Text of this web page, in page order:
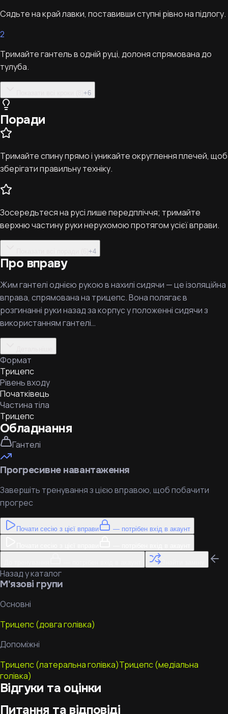
Сядьте на край лавки, поставивши ступні рівно на підлогу.
2
Тримайте гантель в одній руці, долоня спрямована до
тулуба.
+6
Поради
Тримайте спину прямо і уникайте округлення плечей, щоб
зберігати правильну техніку.
Зосередьтеся на русі лише передпліччя; тримайте
верхню частину руки нерухомою протягом усієї вправи.
+4
Про вправу
Жим гантелі однією рукою в нахилі сидячи — це ізоляційна
вправа, спрямована на трицепс. Вона полягає в
розгинанні руки назад за корпус у положенні сидячи з
використанням гантелі…
Формат
Трицепс
Рівень входу
Початківець
Частина тіла
Трицепс
Обладнання
Гантелі
Прогресивне навантаження
Завершіть тренування з цією вправою, щоб побачити
прогрес
Почати сесію з цієї вправи — потрібен вхід в акаунт
Назад у каталог
М'язові групи
Основні
Трицепс (довга голівка)
Допоміжні
Трицепс (латеральна голівка)Трицепс (медіальна
голівка)
Відгуки та оцінки
Питання та відповіді